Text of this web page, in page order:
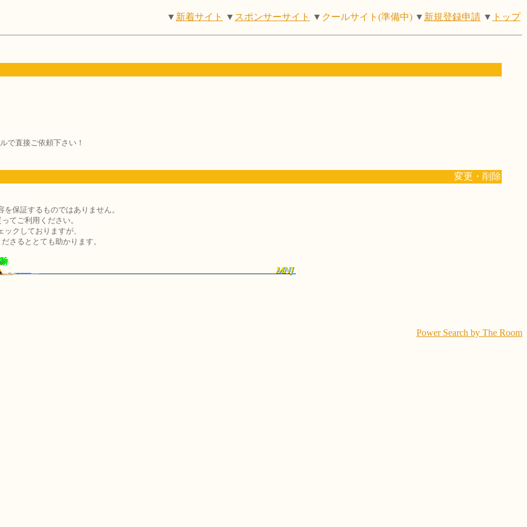
▼ 新着サイト ▼ スポンサーサイト ▼ クールサイト(準備中) ▼ 新規登録申請 ▼ トップ
で直接ご依頼下さい！
変更・削除
保証するものではありません。
てご利用ください。
クしておりますが、
さるととても助かります。
Power Search by The Room